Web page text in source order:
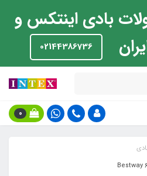
بادی اینتکس و
02144386736
0